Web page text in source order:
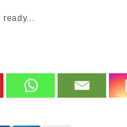
ready...